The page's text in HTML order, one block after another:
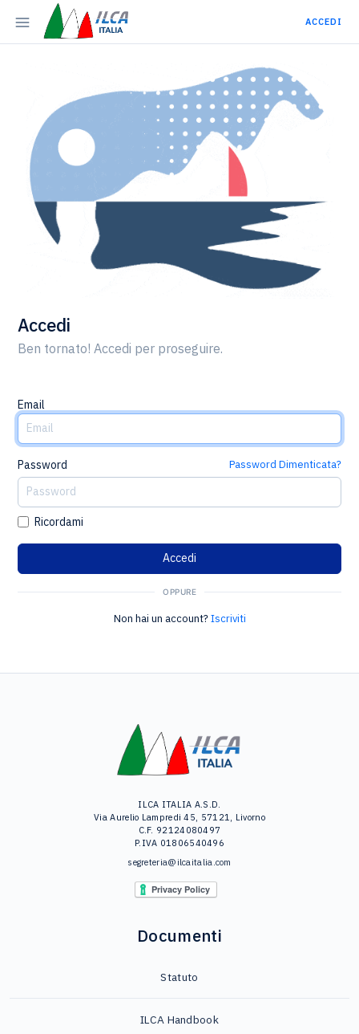
ACCEDI
Accedi
Ben tornato! Accedi per proseguire.
Email
Password Password Dimenticata?
Ricordami
OPPURE
Non hai un account?Iscriviti
ILCA ITALIA A.S.D.
Via Aurelio Lampredi 45, 57121, Livorno
C.F. 92124080497
P.IVA 01806540496
segreteria@ilcaitalia.com
Documenti
Statuto
ILCA Handbook